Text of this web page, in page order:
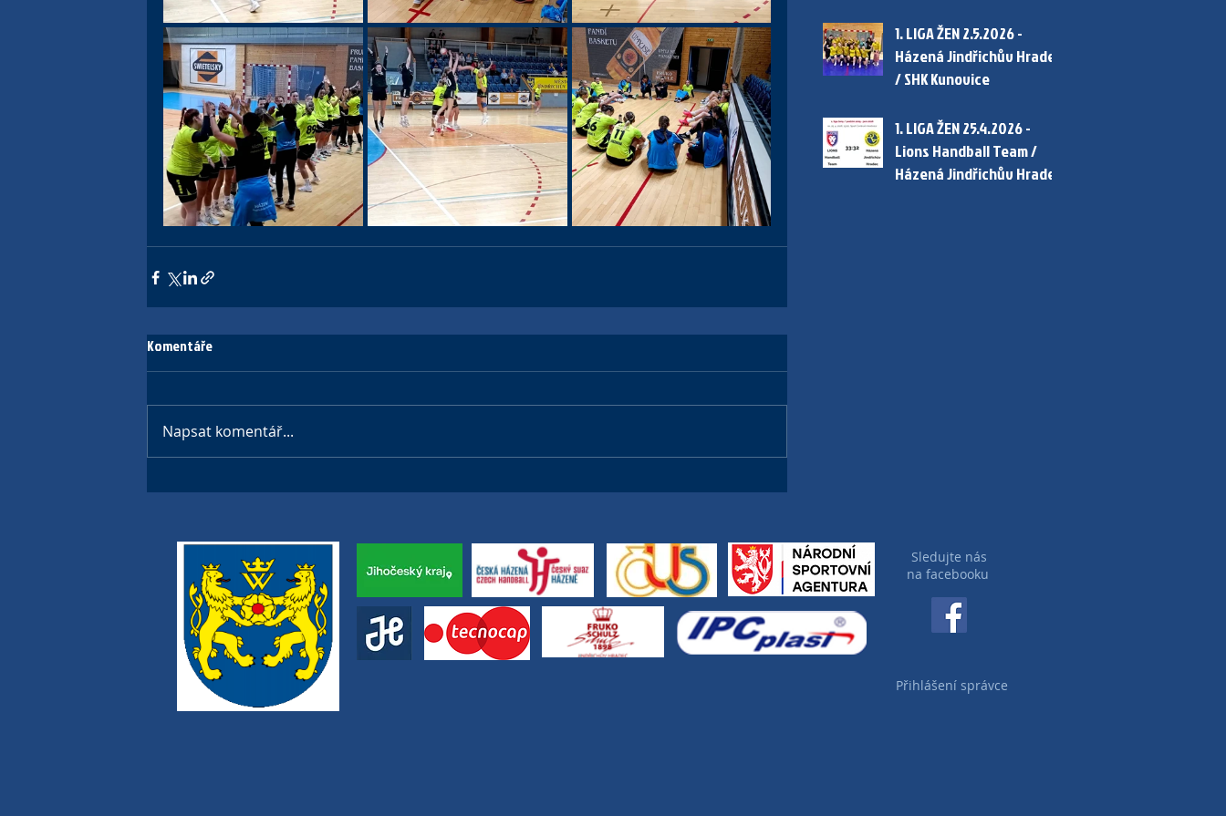
Komentáře
Napsat komentář...
1. LIGA ŽEN 2.5.2026 -
Házená Jindřichův Hradec
/ SHK Kunovice
1. LIGA ŽEN 25.4.2026 -
Lions Handball Team /
Házená Jindřichův Hradec
Sledujte nás
na facebooku
Přihlášení správce